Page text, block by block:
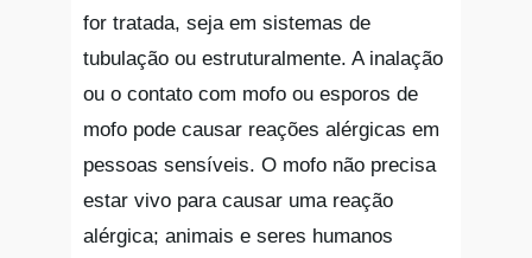
for tratada, seja em sistemas de
tubulação ou estruturalmente. A inalação
ou o contato com mofo ou esporos de
mofo pode causar reações alérgicas em
pessoas sensíveis. O mofo não precisa
estar vivo para causar uma reação
alérgica; animais e seres humanos